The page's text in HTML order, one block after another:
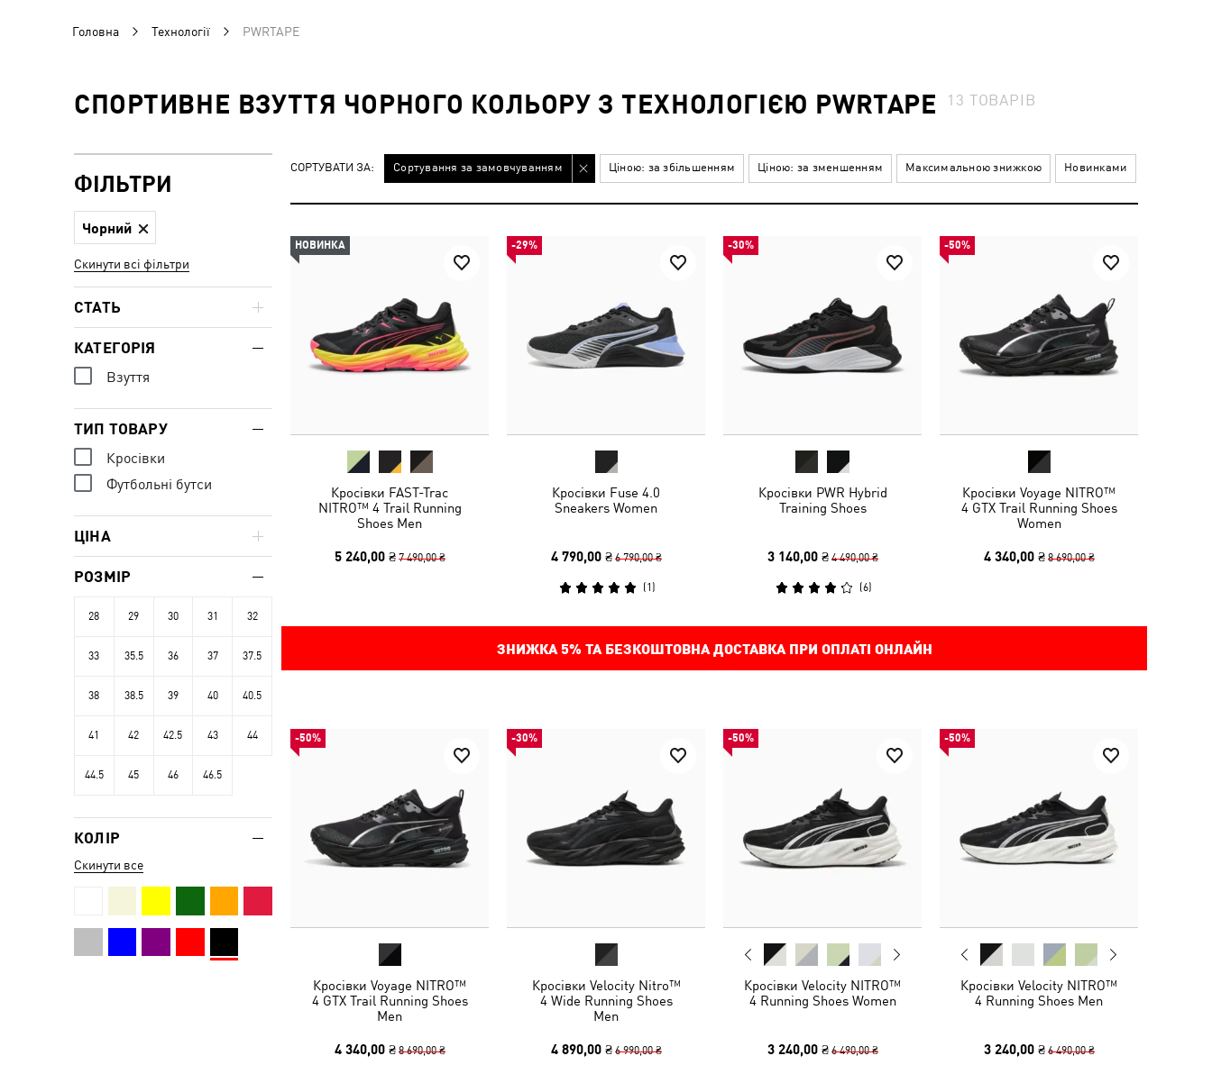
Головна Технології PWRTAPE
СПОРТИВНЕ ВЗУТТЯ ЧОРНОГО КОЛЬОРУ З ТЕХНОЛОГІЄЮ PWRTAPE 13 ТОВАРІВ
СОРТУВАТИ ЗА: Сортування за замовчуванням Ціною: за збільшенням Ціною: за зменшенням Максимальною знижкою Новинками
НОВИНКА
Кросівки FAST-Trac
NITRO™ 4 Trail Running
Shoes Men
5 240,00 ₴ 7 490,00 ₴
-29%
Кросівки Fuse 4.0
Sneakers Women
4 790,00 ₴ 6 790,00 ₴
(1 )
-30%
Кросівки PWR Hybrid
Training Shoes
3 140,00 ₴ 4 490,00 ₴
(6)
-50%
Кросівки Voyage NITRO™
4 GTX Trail Running Shoes
Women
4 340,00 ₴ 8 690,00 ₴
ЗНИЖКА 5% ТА БЕЗКОШТОВНА ДОСТАВКА ПРИ ОПЛАТІ ОНЛАЙН
-50%
Кросівки Voyage NITRO™
4 GTX Trail Running Shoes
Men
4 340,00 ₴ 8 690,00 ₴
-30%
Кросівки Velocity Nitro™
4 Wide Running Shoes
Men
4 890,00 ₴ 6 990,00 ₴
-50%
Кросівки Velocity NITRO™
4 Running Shoes Women
3 240,00 ₴ 6 490,00 ₴
-50%
Кросівки Velocity NITRO™
4 Running Shoes Men
3 240,00 ₴ 6 490,00 ₴
ФІЛЬТРИ
Чорний
Скинути всі фільтри
СТАТЬ
КАТЕГОРІЯ
Взуття
ТИП ТОВАРУ
Кросівки
Футбольні бутси
ЦІНА
РОЗМІР
28 29 30 31 32
33 35.5 36 37 37.5
38 38.5 39 40 40.5
41 42 42.5 43 44
44.5 45 46 46.5
КОЛІР
Скинути все